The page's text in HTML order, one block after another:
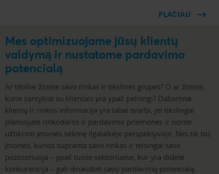
PLAČIAU
Mes optimizuojame jūsų klientų
valdymą ir nustatome pardavimo
potencialą
Ar tiksliai žinote savo rinkas ir tikslines grupes? O ar žinote,
kurie santykiai su klientais yra ypač pelningi? Dabartinė
klientų ir rinkos informacija yra labai svarbi, jei tikslingai
planuojate rinkodaros ir pardavimo priemones ir norite
užtikrinti įmonės sėkmę ilgalaikėje perspektyvoje. Nes tik tos
įmonės, kurios supranta savo rinkas ir teisingai save
pozicionuoja – ypač tuose sektoriuose, kur yra didelė
konkurencija – gali išnaudoti savo pardavimų potencialą.